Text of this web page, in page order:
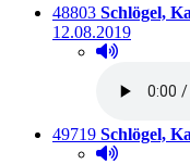
Titelnummer:
48803 von
Schlögel,
12.08.2019
Hörprobe
Hörprobe
Titelnummer:
49719 von
Schlögel,
Hörprobe
Hörprobe